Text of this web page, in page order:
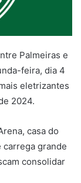
Palmeiras e
feira, dia 4
eletrizantes
2024.
casa do
carrega grande
consolidar